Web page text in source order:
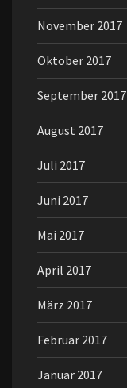
November 2017
Oktober 2017
September 2017
August 2017
Juli 2017
Juni 2017
Mai 2017
April 2017
März 2017
Februar 2017
Januar 2017